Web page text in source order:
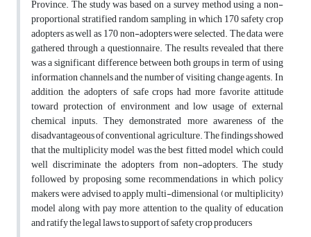
Province. The study was based on a survey method using a non-
proportional stratified random sampling, in which 170 safety crop
adopters as well as 170 non-adopters were selected. The data were
gathered through a questionnaire. The results revealed that there
was a significant difference between both groups in term of using
information channels and the number of visiting change agents. In
addition, the adopters of safe crops had more favorite attitude
toward protection of environment and low usage of external
chemical inputs. They demonstrated more awareness of the
disadvantageous of conventional agriculture. The findings showed
that the multiplicity model was the best fitted model which could
well discriminate the adopters from non-adopters. The study
followed by proposing some recommendations in which policy
makers were advised to apply multi-dimensional (or multiplicity)
model along with pay more attention to the quality of education
and ratify the legal laws to support of safety crop producers